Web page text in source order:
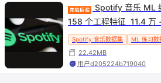
Spotify 音乐 ML
158 个工程特征  11.4 万
ML 管道实践 机器学习入
Spotify 音乐数据集 ML 练习数
22.42MB
用户d205224b719040